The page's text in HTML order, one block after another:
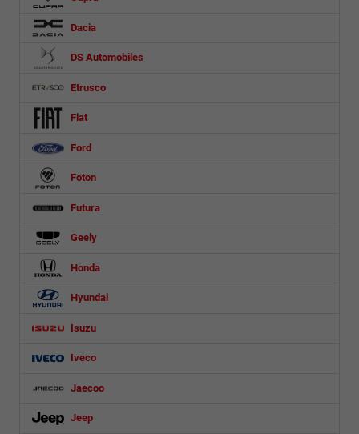
Dacia
DS Automobiles
Etrusco
Fiat
Ford
Foton
Futura
Geely
Honda
Hyundai
Isuzu
Iveco
Jaecoo
Jeep